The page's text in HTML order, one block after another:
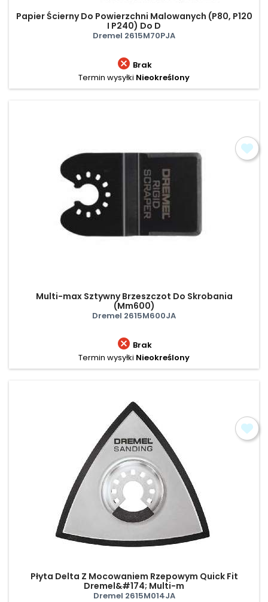
Papier Ścierny Do Powierzchni Malowanych (P80, P120
I P240) Do D
Dremel 2615M70PJA
 Brak
Termin wysyłki Nieokreślony
Multi-max Sztywny Brzeszczot Do Skrobania
(Mm600)
Dremel 2615M600JA
 Brak
Termin wysyłki Nieokreślony
Płyta Delta Z Mocowaniem Rzepowym Quick Fit
Dremel&#174; Multi-m
Dremel 2615M014JA